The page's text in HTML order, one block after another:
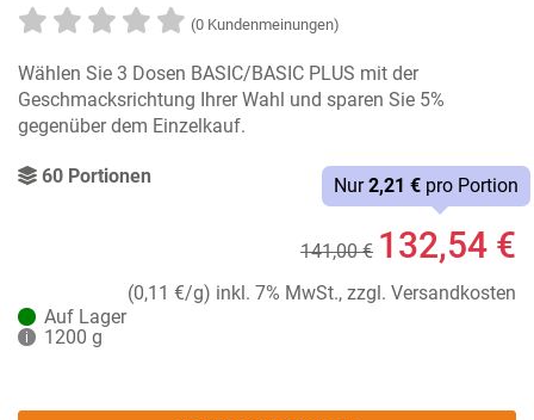
(0 Kundenmeinungen)
Wählen Sie 3 Dosen BASIC/BASIC PLUS mit der
Geschmacksrichtung Ihrer Wahl und sparen Sie 5%
gegenüber dem Einzelkauf.
60 Portionen Nur2,21 € pro Portion
141,00 € 132,54 €
(0,11 €/g) inkl. 7% MwSt., zzgl. Versandkosten
Auf Lager
i 1200 g